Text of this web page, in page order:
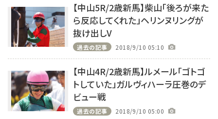
【中山5R/2歳新馬】柴山「後ろが来た
ら反応してくれた」ヘリンヌリングが
抜け出しV
過去の記事 2018/9/10 05:10
【中山4R/2歳新馬】ルメール「ゴトゴ
トしていた」ガルヴィハーラ圧巻のデ
ビュー戦
過去の記事 2018/9/10 05:00